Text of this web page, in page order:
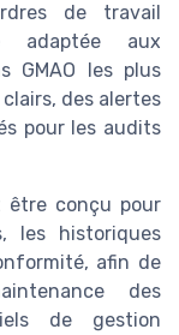
de travail
adaptée aux
GMAO les plus
des alertes
pour les audits
être conçu pour
les historiques
afin de
des
de gestion